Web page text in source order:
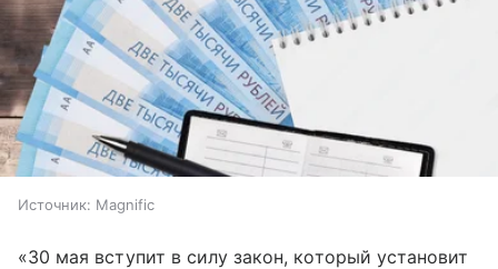
Источник: Magnific
«30 мая вступит в силу закон, который установит